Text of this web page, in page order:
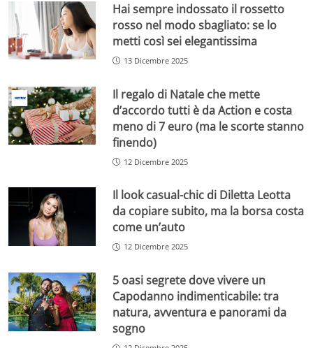
Hai sempre indossato il rossetto
rosso nel modo sbagliato: se lo
metti così sei elegantissima
13 Dicembre 2025
Il regalo di Natale che mette
d’accordo tutti è da Action e costa
meno di 7 euro (ma le scorte stanno
finendo)
12 Dicembre 2025
Il look casual-chic di Diletta Leotta
da copiare subito, ma la borsa costa
come un’auto
12 Dicembre 2025
5 oasi segrete dove vivere un
Capodanno indimenticabile: tra
natura, avventura e panorami da
sogno